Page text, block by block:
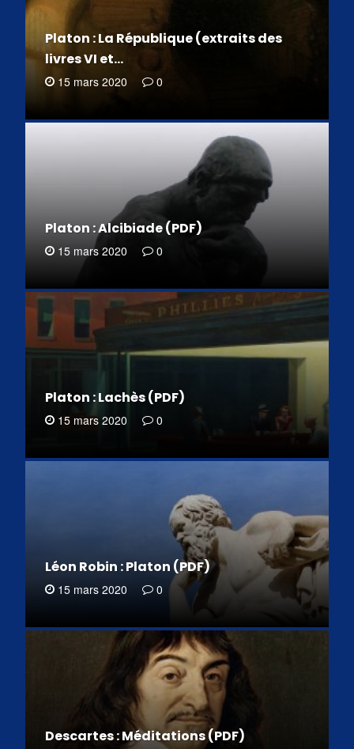
Platon : La République (extraits des
livres VI et…
15 mars 2020 0
Platon : Alcibiade (PDF)
15 mars 2020 0
Platon : Lachès (PDF)
15 mars 2020 0
Léon Robin : Platon (PDF)
15 mars 2020 0
Descartes : Méditations (PDF)